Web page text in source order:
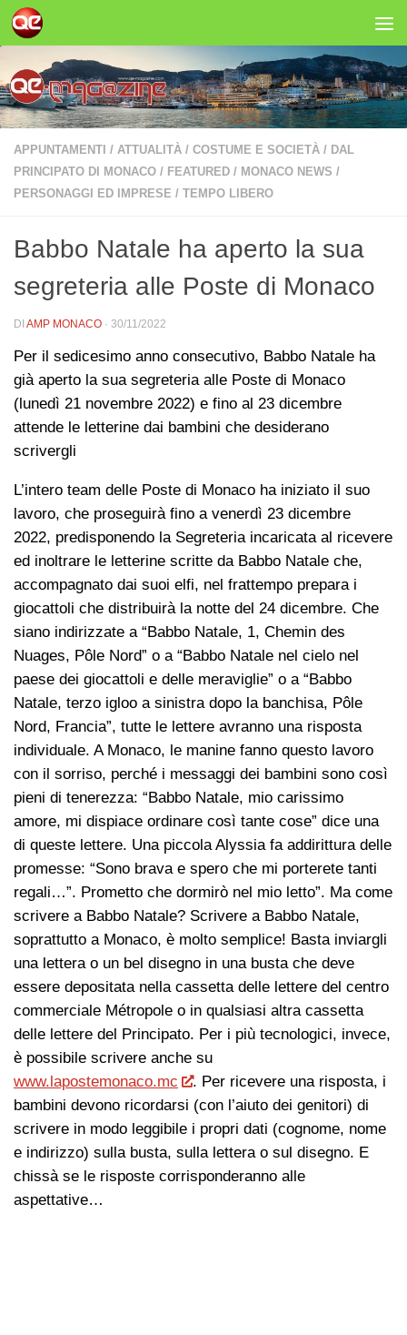
Salta al contenuto
APPUNTAMENTI / ATTUALITÀ / COSTUME E SOCIETÀ / DAL
PRINCIPATO DI MONACO / FEATURED / MONACO NEWS /
PERSONAGGI ED IMPRESE / TEMPO LIBERO
Babbo Natale ha aperto la sua
segreteria alle Poste di Monaco
DI AMP MONACO · 30/11/2022
Per il sedicesimo anno consecutivo, Babbo Natale ha
già aperto la sua segreteria alle Poste di Monaco
(lunedì 21 novembre 2022) e fino al 23 dicembre
attende le letterine dai bambini che desiderano
scrivergli
L’intero team delle Poste di Monaco ha iniziato il suo
lavoro, che proseguirà fino a venerdì 23 dicembre
2022, predisponendo la Segreteria incaricata al ricevere
ed inoltrare le letterine scritte da Babbo Natale che,
accompagnato dai suoi elfi, nel frattempo prepara i
giocattoli che distribuirà la notte del 24 dicembre. Che
siano indirizzate a “Babbo Natale, 1, Chemin des
Nuages, Pôle Nord” o a “Babbo Natale nel cielo nel
paese dei giocattoli e delle meraviglie” o a “Babbo
Natale, terzo igloo a sinistra dopo la banchisa, Pôle
Nord, Francia”, tutte le lettere avranno una risposta
individuale. A Monaco, le manine fanno questo lavoro
con il sorriso, perché i messaggi dei bambini sono così
pieni di tenerezza: “Babbo Natale, mio carissimo
amore, mi dispiace ordinare così tante cose” dice una
di queste lettere. Una piccola Alyssia fa addirittura delle
promesse: “Sono brava e spero che mi porterete tanti
regali…”. Prometto che dormirò nel mio letto”. Ma come
scrivere a Babbo Natale? Scrivere a Babbo Natale,
soprattutto a Monaco, è molto semplice! Basta inviargli
una lettera o un bel disegno in una busta che deve
essere depositata nella cassetta delle lettere del centro
commerciale Métropole o in qualsiasi altra cassetta
delle lettere del Principato. Per i più tecnologici, invece,
è possibile scrivere anche su
www.lapostemonaco.mc
. Per ricevere una risposta, i
bambini devono ricordarsi (con l’aiuto dei genitori) di
scrivere in modo leggibile i propri dati (cognome, nome
e indirizzo) sulla busta, sulla lettera o sul disegno. E
chissà se le risposte corrisponderanno alle
aspettative…